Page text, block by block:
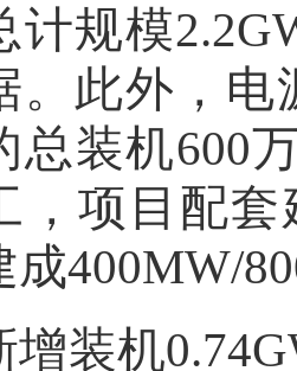
计规模
。此外，电
总装机600
，项目配套
成400MW/
增装机